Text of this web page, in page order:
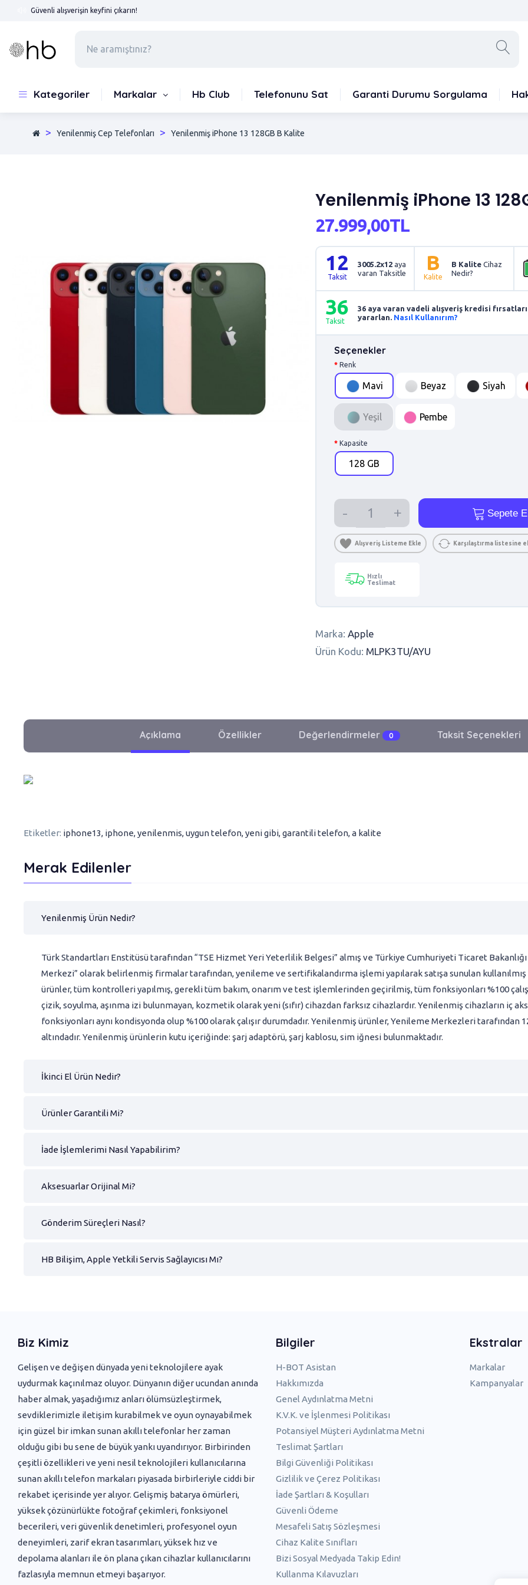
Güvenli alışverişin keyfini çıkarın!
Kategoriler Markalar Hb Club Telefonunu Sat Garanti Durumu Sorgulama
Yenilenmiş Cep Telefonları Yenilenmiş iPhone 13 128GB B Kalite
Yenilenmiş iPhone 13
27.999,00TL
12
Taksit
3005.2x12 aya
varan Taksitle
B
Kalite
B Kalite Cihaz
Nedir?
36
Taksit
36 aya varan vadeli alışveriş kredisi
yararlan. Nasıl Kullanırım?
Seçenekler
Renk
Mavi Beyaz Siyah
Yeşil Pembe
Kapasite
128 GB
Sepete
Alışveriş Listeme Ekle Karşılaştırma listesine
Hızlı
Teslimat
Marka: Apple
Ürün Kodu: MLPK3TU/AYU
Açıklama Özellikler Değerlendirmeler 0 Taksit Seçenekleri
Etiketler: iphone13, iphone,yenilenmis,uygun telefon,yeni gibi,garantili telefon,a kalite
Merak Edilenler
Yenilenmiş Ürün Nedir?
Türk Standartları Enstitüsü tarafından “TSE Hizmet Yeri Yeterlilik Belgesi” almış ve Türkiye Cumhuriyeti Ticaret
Merkezi” olarak belirlenmiş firmalar tarafından, yenileme ve sertifikalandırma işlemi yapılarak satışa sunulan
ürünler, tüm kontrolleri yapılmış, gerekli tüm bakım, onarım ve test işlemlerinden geçirilmiş, tüm fonksiyonları %100
çizik, soyulma, aşınma izi bulunmayan, kozmetik olarak yeni (sıfır) cihazdan farksız cihazlardır. Yenilenmiş cihazların iç
fonksiyonları aynı kondisyonda olup %100 olarak çalışır durumdadır. Yenilenmiş ürünler, Yenileme Merkezleri tarafından
altındadır. Yenilenmiş ürünlerin kutu içeriğinde: şarj adaptörü, şarj kablosu, sim iğnesi bulunmaktadır.
İkinci El Ürün Nedir?
Ürünler Garantili Mi?
İade İşlemlerimi Nasıl Yapabilirim?
Aksesuarlar Orijinal Mi?
Gönderim Süreçleri Nasıl?
HB Bilişim, Apple Yetkili Servis Sağlayıcısı Mı?
Biz Kimiz
Gelişen ve değişen dünyada yeni ‌teknolojilere ayak
uydurmak kaçınılmaz oluyor. Dünyanın diğer ucundan anında
haber almak, yaşadığımız anları ölümsüzleştirmek,
sevdiklerimizle iletişim kurabilmek ve oyun oynayabilmek
için güzel bir imkan sunan akıllı telefonlar her zaman
olduğu gibi bu sene de büyük yankı uyandırıyor. Birbirinden
çeşitli özellikleri ve yeni nesil teknolojileri kullanıcılarına
sunan akıllı telefon markaları piyasada birbirleriyle ciddi bir
rekabet içerisinde yer alıyor. Gelişmiş batarya ömürleri,
yüksek çözünürlükte fotoğraf çekimleri, fonksiyonel
becerileri, veri güvenlik denetimleri, profesyonel oyun
deneyimleri, zarif ekran tasarımları, yüksek hız ve
depolama alanları ile ön plana çıkan cihazlar kullanıcılarını
fazlasıyla memnun etmeyi başarıyor.
Bilgiler
H-BOT Asistan
Hakkımızda
Genel Aydınlatma Metni
K.V.K. ve İşlenmesi Politikası
Potansiyel Müşteri Aydınlatma Metni
Teslimat Şartları
Bilgi Güvenliği Politikası
Gizlilik ve Çerez Politikası
İade Şartları & Koşulları
Güvenli Ödeme
Mesafeli Satış Sözleşmesi
Cihaz Kalite Sınıfları
Bizi Sosyal Medyada Takip Edin!
Kullanma Kılavuzları
Ekstralar
Markalar
Kampanyalar